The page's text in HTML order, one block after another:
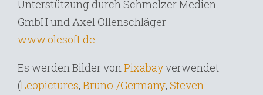
Unterstützung durch Schmelzer Medien
GmbH und Axel Ollenschläger
www.olesoft.de
Es werden Bilder vonPixabayverwendet
(Leopictures, Bruno /Germany, Steven